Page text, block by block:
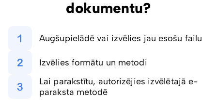
dokumentu?
Augšupielādē vai izvēlies jau esošu failu
Izvēlies formātu un metodi
Lai parakstītu, autorizējies izvēlētajā e-
paraksta metodē